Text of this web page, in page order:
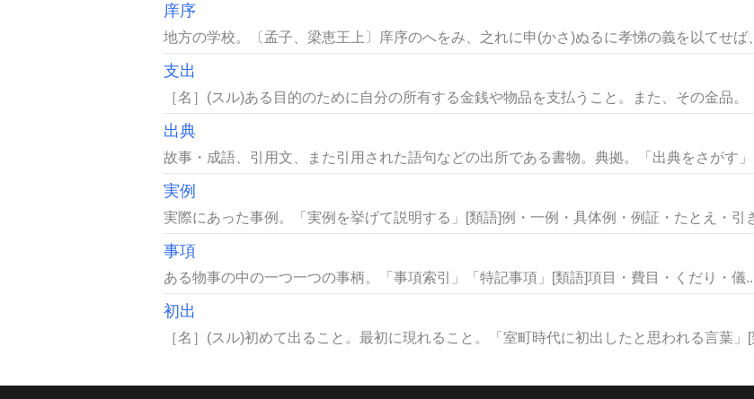
庠序
地方の学校。〔孟子、梁恵王上〕庠序のへをみ、之れに申(かさ)ぬるに孝悌の義を以てせば
支出
［名］(スル)ある目的のために自分の所有する金銭や物品を支払うこと。また、その金品。
出典
故事・成語、引用文、また引用された語句などの出所である書物。典拠。「出典をさがす」
実例
実際にあった事例。「実例を挙げて説明する」[類語]例・一例・具体例・例証・たとえ・引
事項
ある物事の中の一つ一つの事柄。「事項索引」「特記事項」[類語]項目・費目・くだり・儀...
初出
［名］(スル)初めて出ること。最初に現れること。「室町時代に初出したと思われる言葉」[